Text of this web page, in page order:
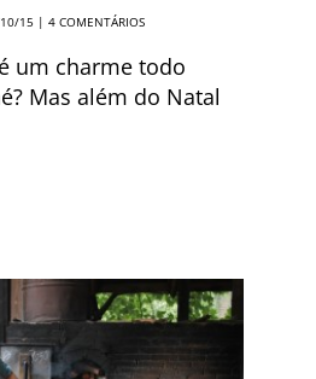
15 | 4 COMENTÁRIOS
um charme todo
Mas além do Natal